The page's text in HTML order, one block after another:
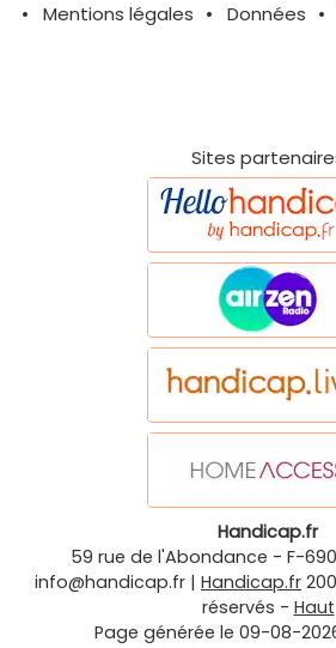
Mentions légales
Données
Sites
Handicap.fr
59 rue de l'Abondance - F-
info@handicap.fr | Handicap.fr
réservés - Haut
Page générée le 09-08-